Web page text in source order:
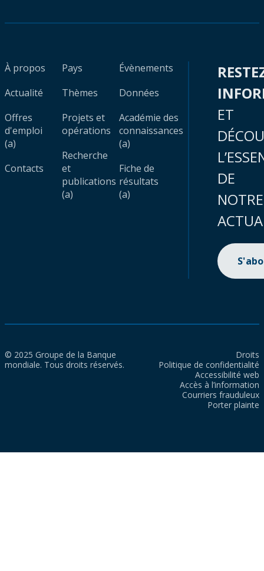
À propos
Actualité
Offres
d'emploi
(a)
Contacts
Pays
Thèmes
Projets et
opérations
Recherche
et
publications
(a)
Évènements
Données
Académie des
connaissances
(a)
Fiche de
résultats
(a)
ET
DE
NOTRE
© 2025 Groupe de la Banque
mondiale. Tous droits réservés.
Droits
Politique de confidentialité
Accessibilité web
Accès à l’information
Courriers frauduleux
Porter plainte